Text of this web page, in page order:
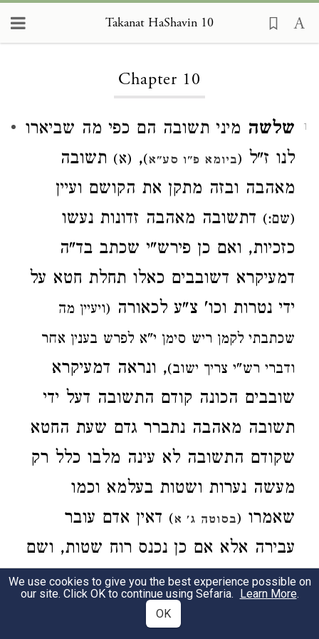
Takanat HaShavin 10
Chapter 10
1 שלשה מיני תשובה הם כפי מה שביארו
לנו ז"ל (ביומא פ"ו סע"א)
, (א) תשובה
מאהבה ובזה מתקן את הקושם ועיין
(שם:) דתשובה מאהבה זדונות נעשו
כזכיות, ואם כן פירש"י שכתב בד"ה
דמעיקרא דשובבים כאלו תחלת חטא על
ידי נטרות וכו' צ"ע לכאורה (ויעיין מה
שכתבתי לקמן ריש סימן י"א לפרש בענין אחר
ודברי רש"י צריך ישוב), ונראה דמעיקרא
שובבים הכונה קודם התשובה דעל ידי
תשובה מאהבה נתברר גדם שעת החטא
שקודם התשובה לא עינה מלבו כלל רק
מעשה נערות ושטות בעלמא וכמו
שאמרו (בסוטה ג' א) דאין אדם עובר
עבירה אלא אם כן נכנס רוח שטות, ושם
אמרוהו דרך כלל על כל אחד מישראל
לפי שבאמת כל ישראל לבן לשמים
We use cookies to give you the best experience possible on
our site. Click OK to continue using Sefaria. Learn More.
OK